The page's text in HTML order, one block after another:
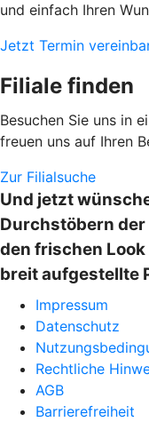
und einfach Ihren
Jetzt Termin
Filiale finden
Besuchen Sie uns in
freuen uns auf Ihren
Zur Filialsuche
Und jetzt
Durchstöbern der
den frischen
breit aufgestellte
Impressum
Datenschutz
Rechtliche
AGB
Barrierefreiheit